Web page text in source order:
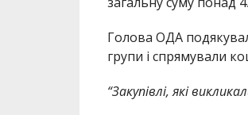
Голова ОДА
групи і спрямували
“Закупівлі, які